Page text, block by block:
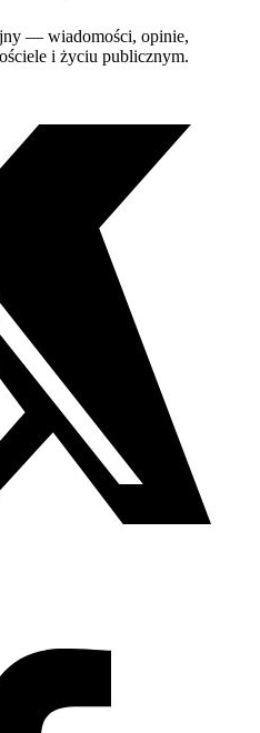
— wiadomości, opinie,
i życiu publicznym.